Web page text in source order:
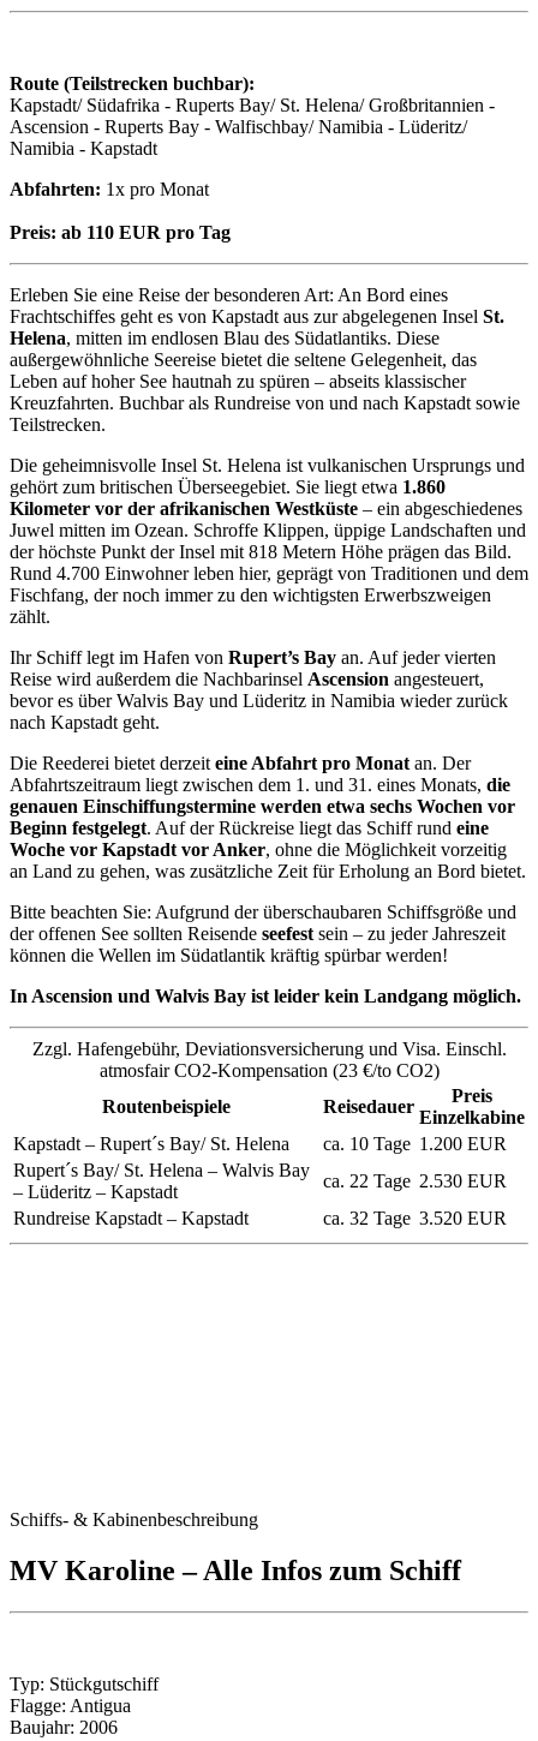
Route (Teilstrecken buchbar):
Kapstadt/ Südafrika - Ruperts Bay/ St. Helena/ Großbritannien -
Ascension - Ruperts Bay - Walfischbay/ Namibia - Lüderitz/
Namibia - Kapstadt
Abfahrten: 1x pro Monat
Preis: ab 110 EUR pro Tag
Erleben Sie eine Reise der besonderen Art: An Bord eines
Frachtschiffes geht es von Kapstadt aus zur abgelegenen Insel St.
Helena, mitten im endlosen Blau des Südatlantiks. Diese
außergewöhnliche Seereise bietet die seltene Gelegenheit, das
Leben auf hoher See hautnah zu spüren – abseits klassischer
Kreuzfahrten. Buchbar als Rundreise von und nach Kapstadt sowie
Teilstrecken.
Die geheimnisvolle Insel St. Helena ist vulkanischen Ursprungs und
gehört zum britischen Überseegebiet. Sie liegt etwa 1.860
Kilometer vor der afrikanischen Westküste – ein abgeschiedenes
Juwel mitten im Ozean. Schroffe Klippen, üppige Landschaften und
der höchste Punkt der Insel mit 818 Metern Höhe prägen das Bild.
Rund 4.700 Einwohner leben hier, geprägt von Traditionen und dem
Fischfang, der noch immer zu den wichtigsten Erwerbszweigen
zählt.
Ihr Schiff legt im Hafen von Rupert’s Bay an. Auf jeder vierten
Reise wird außerdem die Nachbarinsel Ascension angesteuert,
bevor es über Walvis Bay und Lüderitz in Namibia wieder zurück
nach Kapstadt geht.
Die Reederei bietet derzeit eine Abfahrt pro Monat an. Der
Abfahrtszeitraum liegt zwischen dem 1. und 31. eines Monats, die
genauen Einschiffungstermine werden etwa sechs Wochen vor
Beginn festgelegt. Auf der Rückreise liegt das Schiff rund eine
Woche vor Kapstadt vor Anker, ohne die Möglichkeit vorzeitig
an Land zu gehen, was zusätzliche Zeit für Erholung an Bord bietet.
Bitte beachten Sie: Aufgrund der überschaubaren Schiffsgröße und
der offenen See sollten Reisende seefest sein – zu jeder Jahreszeit
können die Wellen im Südatlantik kräftig spürbar werden!
In Ascension und Walvis Bay ist leider kein Landgang möglich.
Zzgl. Hafengebühr, Deviationsversicherung und Visa. Einschl.
atmosfair CO2-Kompensation (23 €/to CO2)
Routenbeispiele
Reisedauer
Preis
Einzelkabine
Kapstadt – Rupert´s Bay/ St. Helena
ca. 10 Tage 1.200 EUR
Rupert´s Bay/ St. Helena – Walvis Bay
– Lüderitz – Kapstadt
ca. 22 Tage 2.530 EUR
Rundreise Kapstadt – Kapstadt
ca. 32 Tage 3.520 EUR
Schiffs- & Kabinenbeschreibung
MV Karoline – Alle Infos zum Schiff
Typ: Stückgutschiff
Flagge: Antigua
Baujahr: 2006